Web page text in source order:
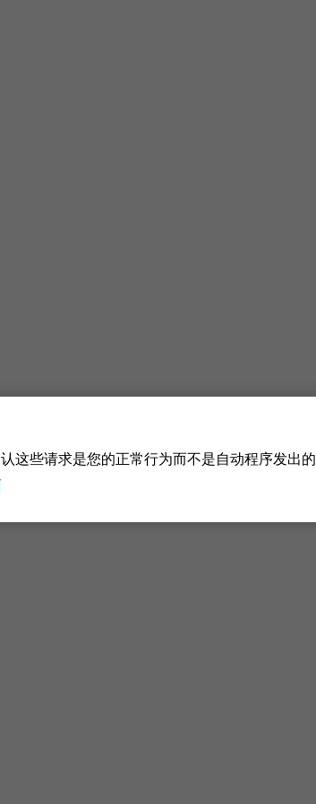
这些请求是您的正常行为而不是自动程序发出的